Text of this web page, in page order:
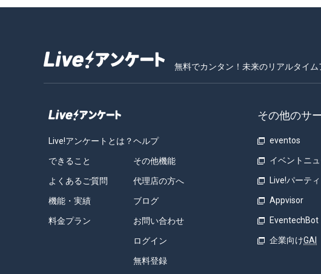
無料でカンタン！未来のリアルタイム
Live!アンケートとは？
できること
よくあるご質問
機能・実績
料金プラン
ヘルプ
その他機能
代理店の方へ
ブログ
お問い合わせ
ログイン
無料登録
その他のサ
eventos
イベントニ
Live!パーティ
Appvisor
EventechBot
企業向けGAI